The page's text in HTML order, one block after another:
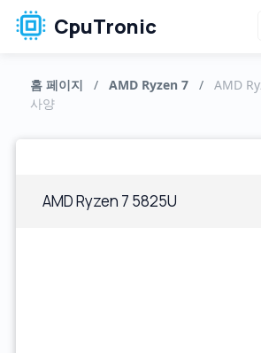
CpuTronic
홈 페이지 / AMD Ryzen 7 /
AMD
사양
AMD Ryzen 7 5825U